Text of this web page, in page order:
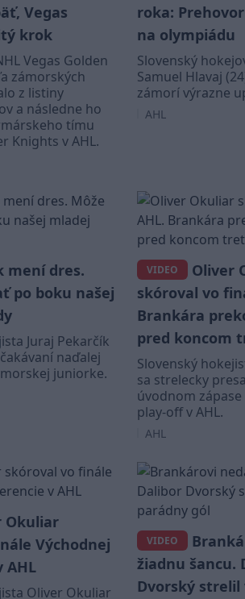
Vegas
krok
Vegas Golden
zámorských
z listiny
a následne ho
tímu
Knights v AHL.
roka:
na olympiádu
Slovenský
Samuel Hlavaj
zámorí výrazne
AHL
mení dres.
po boku našej
Juraj Pekarčík
naďalej
juniorke.
VIDEO
Oliver
skóroval vo
Brankára
pred koncom
Slovenský
sa strelecky
úvodnom
play-off v AHL.
AHL
Okuliar
Východnej
AHL
Oliver Okuliar
VIDEO
žiadnu šancu.
Dvorský strelil